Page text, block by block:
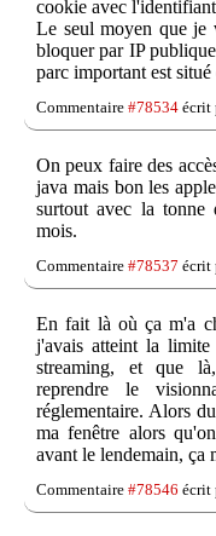
cookie avec
Le seul moyen que je
bloquer par IP
parc important est situé
Commentaire #78534 écrit
On peux faire des
java mais bon les
surtout avec la tonne
mois.
Commentaire #78537 écrit
En fait là où ça m'a
j'avais atteint la limite
streaming, et que
reprendre le
réglementaire. Alors
ma fenêtre alors
avant le lendemain, ça
Commentaire #78546 écrit